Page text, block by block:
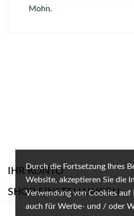
Durch die Fortsetzung Ihres
Website, akzeptieren Sie die
Verwendung von Cookies auf
auch für Werbe- und / oder
Mohn.
IHR KONTO
SHOP-EINSTELLUNGEN